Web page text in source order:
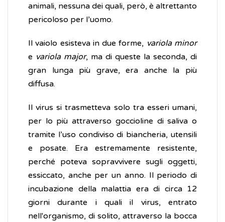
animali, nessuna dei quali, però, è altrettanto
pericoloso per l’uomo.
Il vaiolo esisteva in due forme, variola minor
e variola major, ma di queste la seconda, di
gran lunga più grave, era anche la più
diffusa.
Il virus si trasmetteva solo tra esseri umani,
per lo più attraverso goccioline di saliva o
tramite l’uso condiviso di biancheria, utensili
e posate. Era estremamente resistente,
perché poteva sopravvivere sugli oggetti,
essiccato, anche per un anno. Il periodo di
incubazione della malattia era di circa 12
giorni durante i quali il virus, entrato
nell'organismo, di solito, attraverso la bocca